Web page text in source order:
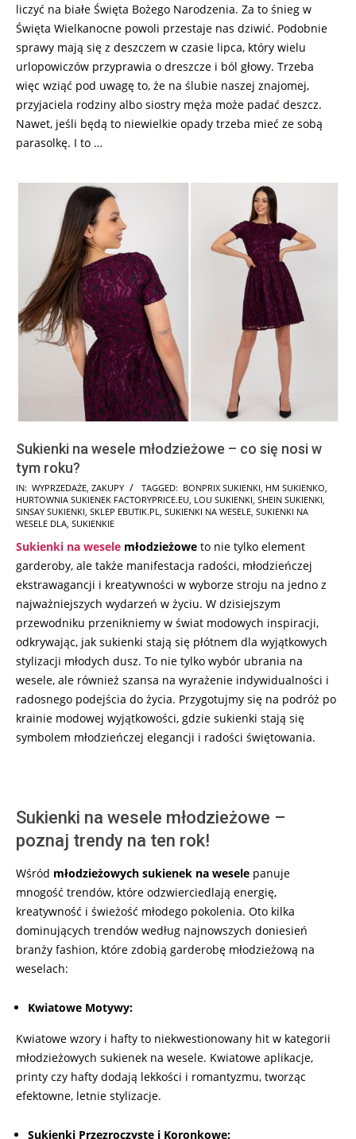
liczyć na białe Święta Bożego Narodzenia. Za to śnieg w
Święta Wielkanocne powoli przestaje nas dziwić. Podobnie
sprawy mają się z deszczem w czasie lipca, który wielu
urlopowiczów przyprawia o dreszcze i ból głowy. Trzeba
więc wziąć pod uwagę to, że na ślubie naszej znajomej,
przyjaciela rodziny albo siostry męża może padać deszcz.
Nawet, jeśli będą to niewielkie opady trzeba mieć ze sobą
parasolkę. I to …
Sukienki na wesele młodzieżowe – co się nosi w
tym roku?
2025-
10-
10
IN: WYPRZEDAŻE ZAKUPY TAGGED: BONPRIX SUKIENKI HM SUKIENKO
HURTOWNIA SUKIENEK FACTORYPRICE.EU LOU SUKIENKI SHEIN SUKIENKI
SINSAY SUKIENKI SKLEP EBUTIK.PL SUKIENKI NA WESELE SUKIENKI NA
WESELE DLA SUKIENKIE
Sukienki na wesele młodzieżowe to nie tylko element
garderoby, ale także manifestacja radości, młodzieńczej
ekstrawagancji i kreatywności w wyborze stroju na jedno z
najważniejszych wydarzeń w życiu. W dzisiejszym
przewodniku przenikniemy w świat modowych inspiracji,
odkrywając, jak sukienki stają się płótnem dla wyjątkowych
stylizacji młodych dusz. To nie tylko wybór ubrania na
wesele, ale również szansa na wyrażenie indywidualności i
radosnego podejścia do życia. Przygotujmy się na podróż po
krainie modowej wyjątkowości, gdzie sukienki stają się
symbolem młodzieńczej elegancji i radości świętowania.
Sukienki na wesele młodzieżowe –
poznaj trendy na ten rok!
Wśród młodzieżowych sukienek na wesele panuje
mnogość trendów, które odzwierciedlają energię,
kreatywność i świeżość młodego pokolenia. Oto kilka
dominujących trendów według najnowszych doniesień
branży fashion, które zdobią garderobę młodzieżową na
weselach:
Kwiatowe Motywy:
Kwiatowe wzory i hafty to niekwestionowany hit w kategorii
młodzieżowych sukienek na wesele. Kwiatowe aplikacje,
printy czy hafty dodają lekkości i romantyzmu, tworząc
efektowne, letnie stylizacje.
Sukienki Przezroczyste i Koronkowe: